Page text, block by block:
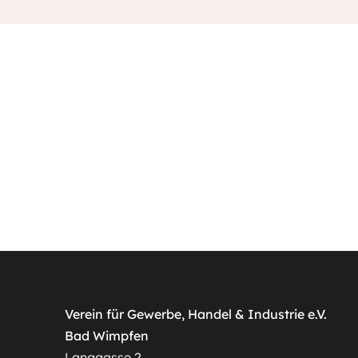
Verein für Gewerbe, Handel & Industrie e.V.
Bad Wimpfen